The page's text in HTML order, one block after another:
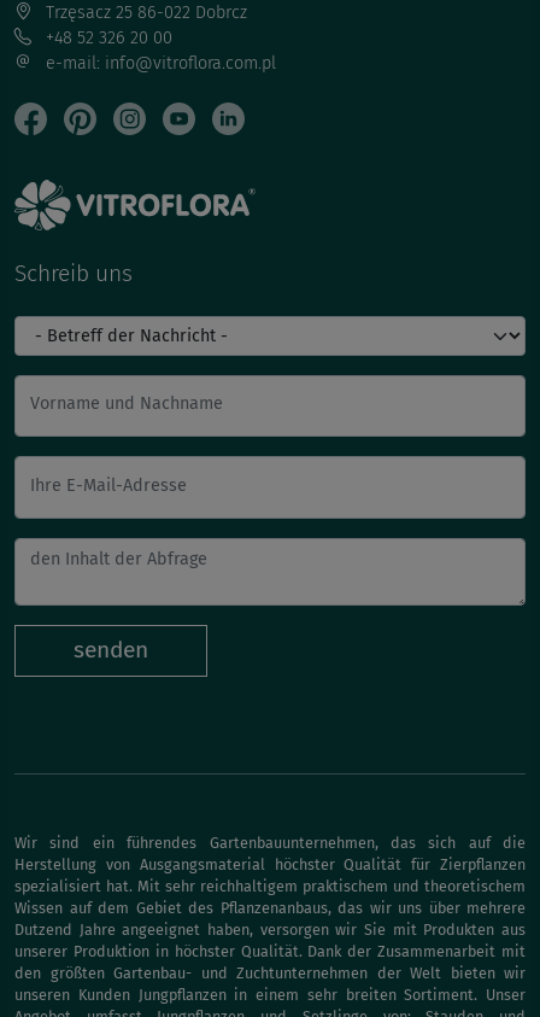
Trzęsacz 25 86-022 Dobrcz
+48 52 326 20 00
e-mail: info@vitroflora.com.pl
Schreib uns
Vorname und Nachname
Ihre E-Mail-Adresse
senden
Wir sind ein führendes Gartenbauunternehmen, das sich auf die
Herstellung von Ausgangsmaterial höchster Qualität für Zierpflanzen
spezialisiert hat. Mit sehr reichhaltigem praktischem und theoretischem
Wissen auf dem Gebiet des Pflanzenanbaus, das wir uns über mehrere
Dutzend Jahre angeeignet haben, versorgen wir Sie mit Produkten aus
unserer Produktion in höchster Qualität. Dank der Zusammenarbeit mit
den größten Gartenbau- und Zuchtunternehmen der Welt bieten wir
unseren Kunden Jungpflanzen in einem sehr breiten Sortiment. Unser